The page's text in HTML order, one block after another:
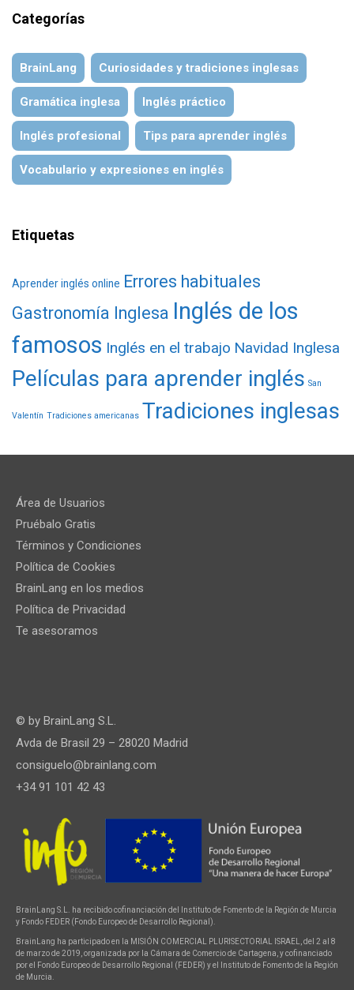
Categorías
BrainLang Curiosidades y tradiciones inglesas
Gramática inglesa Inglés práctico
Inglés profesional Tips para aprender inglés
Vocabulario y expresiones en inglés
Etiquetas
Aprender inglés online Errores habituales
Gastronomía Inglesa Inglés de los
famosos Inglés en el trabajo Navidad Inglesa
Películas para aprender inglés San
Valentín Tradiciones americanas Tradiciones inglesas
Área de Usuarios
Pruébalo Gratis
Términos y Condiciones
Política de Cookies
BrainLang en los medios
Política de Privacidad
Te asesoramos
© by BrainLang S.L.
Avda de Brasil 29 – 28020 Madrid
consiguelo@brainlang.com
+34 91 101 42 43
BrainLang S.L. ha recibido cofinanciación del Instituto de Fomento de la Región de Murcia
y Fondo FEDER (Fondo Europeo de Desarrollo Regional).
BrainLang ha participado en la MISIÓN COMERCIAL PLURISECTORIAL ISRAEL, del 2 al 8
de marzo de 2019, organizada por la Cámara de Comercio de Cartagena, y cofinanciado
por el Fondo Europeo de Desarrollo Regional (FEDER) y el Instituto de Fomento de la Región
de Murcia.